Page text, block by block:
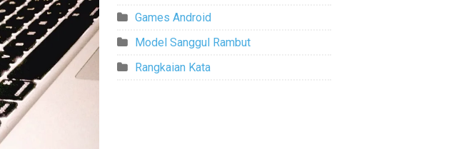
Games Android
Model Sanggul Rambut
Rangkaian Kata